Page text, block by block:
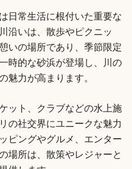
日常生活に根付いた重要な
沿いは、散歩やピクニッ
いの場所であり、季節限定
時的な砂浜が登場し、川の
力が高まります。
ット、クラブなどの水上施
の社交界にユニークな魅力
ピングやグルメ、エンター
場所は、散策やレジャーと